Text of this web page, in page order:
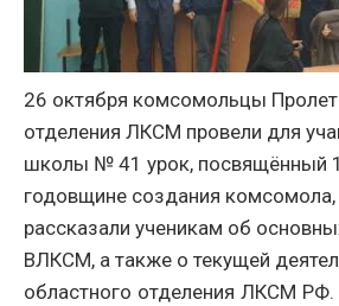
26 октября комсомольцы
отделения ЛКСМ провели для
школы № 41 урок, посвящённый
годовщине создания комсомола,
рассказали ученикам об
ВЛКСМ, а также о текущей
областного отделения ЛКСМ РФ.